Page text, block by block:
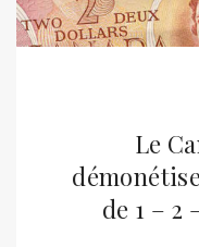
Le
de 1 – 2